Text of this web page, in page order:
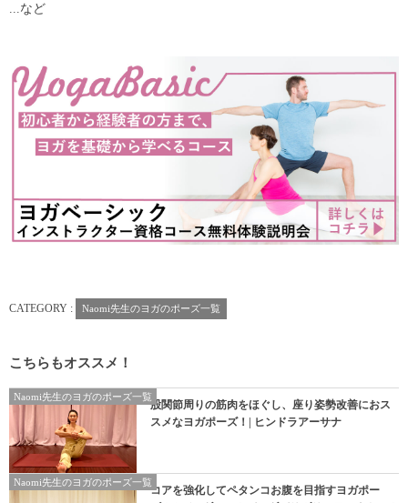
...など
CATEGORY : Naomi先生のヨガのポーズ一覧
こちらもオススメ！
Naomi先生のヨガのポーズ一覧
股関節周りの筋肉をほぐし、座り姿勢改善におス
スメなヨガポーズ！| ヒンドラアーサナ
Naomi先生のヨガのポーズ一覧
コアを強化してペタンコお腹を目指すヨガポー